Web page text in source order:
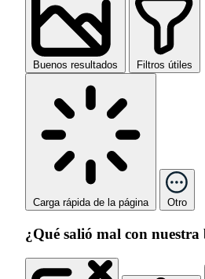
Buenos resultados Filtros útiles
Carga rápida de la página Otro
¿Qué salió mal con nuestra